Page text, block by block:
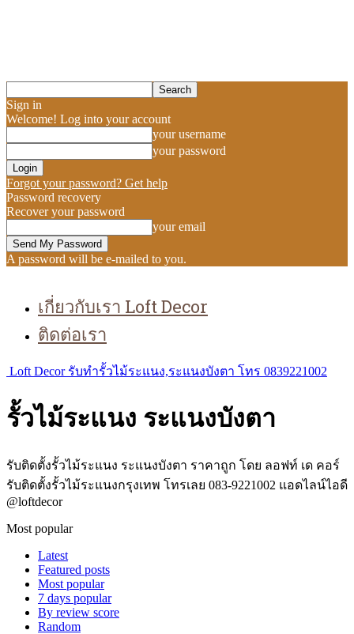
Sign in
Welcome! Log into your account
your username
your password
Forgot your password? Get help
Password recovery
Recover your password
your email
A password will be e-mailed to you.
เกี่ยวกับเรา Loft Decor
ติดต่อเรา
Loft Decor รับทำรั้วไม้ระแนง,ระแนงบังตา โทร 0839221002
รั้วไม้ระแนง ระแนงบังตา
รับติดตั้งรั้วไม้ระแนง ระแนงบังตา ราคาถูก โดย ลอฟท์ เด คอร์
รับติดตั้งรั้วไม้ระแนงกรุงเทพ โทรเลย 083-9221002 แอดไลน์ไอดี
@loftdecor
Most popular
Latest
Featured posts
Most popular
7 days popular
By review score
Random